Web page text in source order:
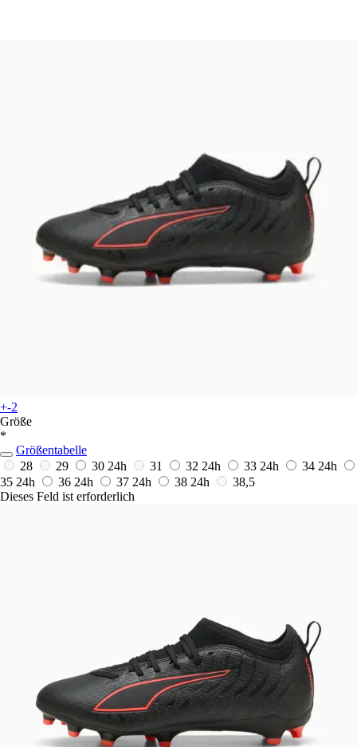
+-2
Größe
*
Größentabelle
28
29 30 24h 31 32 24h 33 24h 34 24h
35 24h 36 24h 37 24h 38 24h
38,5
Dieses Feld ist erforderlich